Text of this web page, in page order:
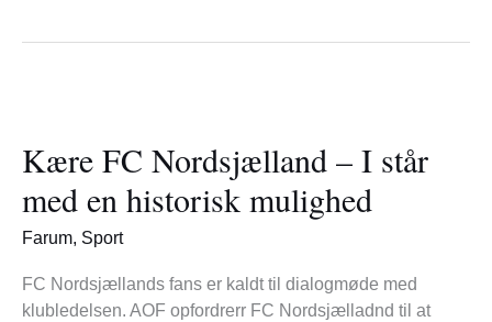
Kære FC Nordsjælland – I står
med en historisk mulighed
Farum, Sport
FC Nordsjællands fans er kaldt til dialogmøde med
klubledelsen. AOF opfordrerr FC Nordsjælladnd til at
Nordsjælland
–
I
står
en
historisk